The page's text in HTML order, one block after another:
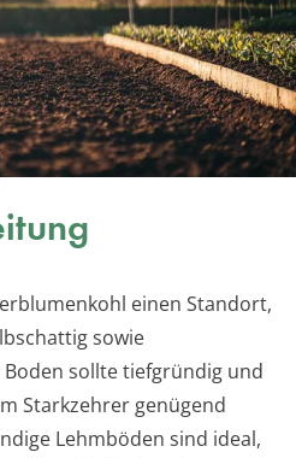
einen Standort,
sowie
sollte tiefgründig und
Starkzehrer genügend
Lehmböden sind ideal,